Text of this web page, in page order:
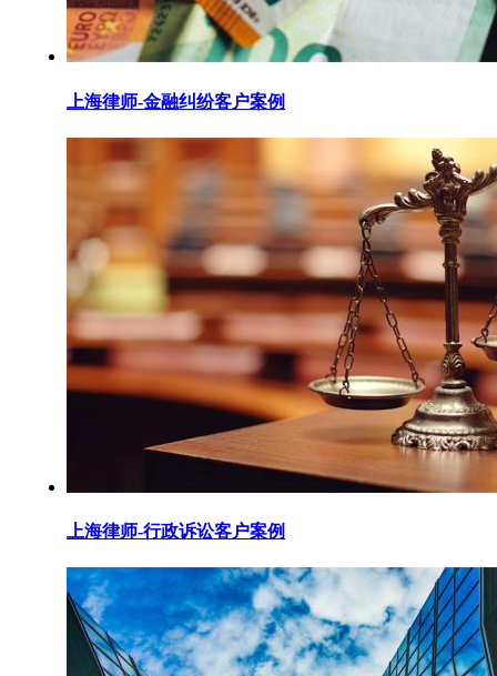
上海律师-金融纠纷客户案例
上海律师-行政诉讼客户案例